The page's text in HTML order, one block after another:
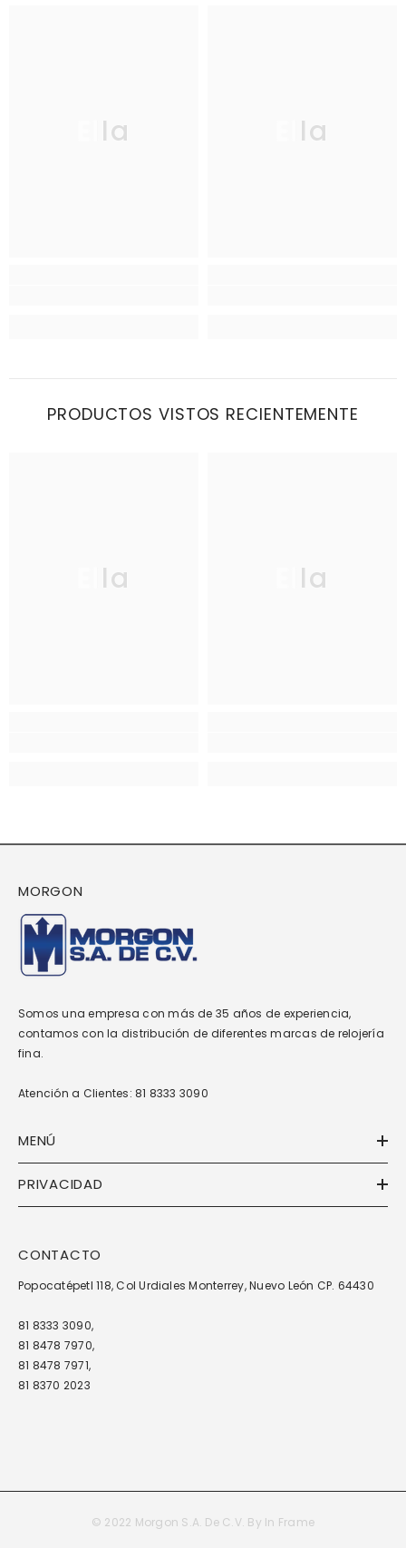
Ella Ella
PRODUCTOS VISTOS RECIENTEMENTE
Ella Ella
MORGON
Somos una empresa con más de 35 años de experiencia,
contamos con la distribución de diferentes marcas de relojería
fina.
Atención a Clientes: 81 8333 3090
MENÚ
PRIVACIDAD
CONTACTO
Popocatépetl 118, Col Urdiales Monterrey, Nuevo León CP. 64430
81 8333 3090,
81 8478 7970,
81 8478 7971,
81 8370 2023
© 2022 Morgon S.A. De C.V. By In Frame